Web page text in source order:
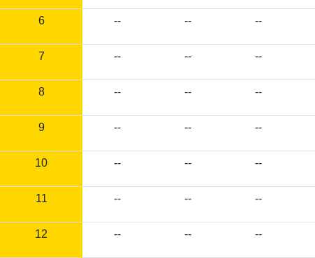
6 -- -- --
7 -- -- --
8 -- -- --
9 -- -- --
10 -- -- --
11 -- -- --
12 -- -- --